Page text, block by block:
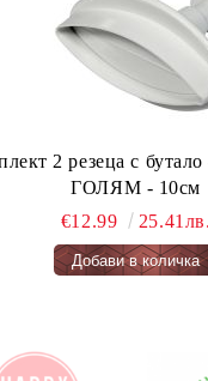
2 резеца с
ГОЛЯМ - 10см
€12.99
25.41лв.